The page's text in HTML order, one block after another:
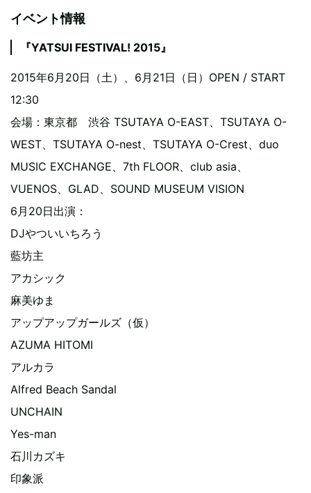
イベント情報
『YATSUI FESTIVAL! 2015』
2015年6月20日（土）、6月21日（日）OPEN / START
12:30
会場：東京都 渋谷 TSUTAYA O-EAST、TSUTAYA O-
WEST、TSUTAYA O-nest、TSUTAYA O-Crest、duo
MUSIC EXCHANGE、7th FLOOR、club asia、
VUENOS、GLAD、SOUND MUSEUM VISION
6月20日出演：
DJやついいちろう
藍坊主
アカシック
麻美ゆま
アップアップガールズ（仮）
AZUMA HITOMI
アルカラ
Alfred Beach Sandal
UNCHAIN
Yes-man
石川カズキ
印象派